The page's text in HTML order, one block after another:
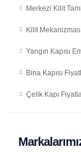
Merkezi Kilit
Kilit
Yangın Kapısı
Bina Kapısı
Çelik Kapı